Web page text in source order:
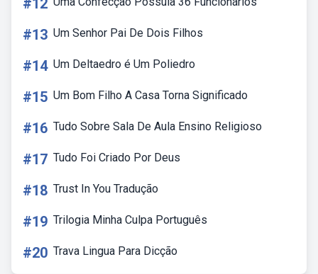
#12
#13 Um Senhor Pai De Dois Filhos
#14 Um Deltaedro é Um Poliedro
#15 Um Bom Filho A Casa Torna Significado
#16 Tudo Sobre Sala De Aula Ensino Religioso
#17 Tudo Foi Criado Por Deus
#18 Trust In You Tradução
#19 Trilogia Minha Culpa Português
#20 Trava Lingua Para Dicção